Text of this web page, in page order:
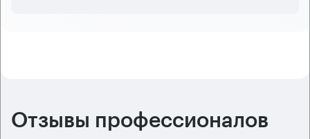
Отзывы профессионалов